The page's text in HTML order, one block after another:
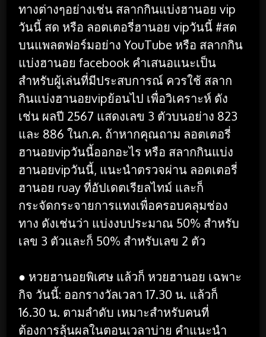
ทางต่างๆอย่างเช่น สลากกินแบ่งฮานอย vip
วันนี้ สด หรือ ลอตเตอรี่ฮานอย vipวันนี้ #สด
บนแพลตฟอร์มอย่าง YouTube หรือ สลากกิน
แบ่งฮานอย facebook คำเสนอแนะเป็น
สำหรับผู้เล่นที่มีประสบการณ์ ควรใช้ สลาก
กินแบ่งฮานอยvipย้อนไป เพื่อวิเคราะห์ ดัง
เช่น ผลปี 2567 แสดงเลข 3 ตัวบนอย่าง 823
และ 886 ในก.ค. ถ้าหากคุณถาม ลอตเตอรี่
ฮานอยvipวันนี้ออกอะไร หรือ สลากกินแบ่ง
ฮานอยvipวันนี้, แนะนำตรวจผ่าน ลอตเตอรี่
ฮานอย ruay ที่อัปเดตเรียลไทม์ และก็
กระจัดกระจายการแทงเพื่อครอบคลุมช่อง
ทาง ดังเช่นว่า แบ่งงบประมาณ 50% สำหรับ
เลข 3 ตัวและก็ 50% สำหรับเลข 2 ตัว
● หวยฮานอยพิเศษ แล้วก็ หวยฮานอย เฉพาะ
กิจ วันนี้: ออกรางวัลเวลา 17.30 น. แล้วก็
16.30 น. ตามลำดับ เหมาะสำหรับคนที่
ต้องการลุ้นผลในตอนเวลาบ่าย คำแนะนำ